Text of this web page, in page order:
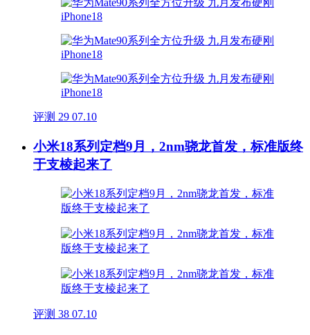
评测 29 07.10
小米18系列定档9月，2nm骁龙首发，标准版终
于支棱起来了
评测 38 07.10